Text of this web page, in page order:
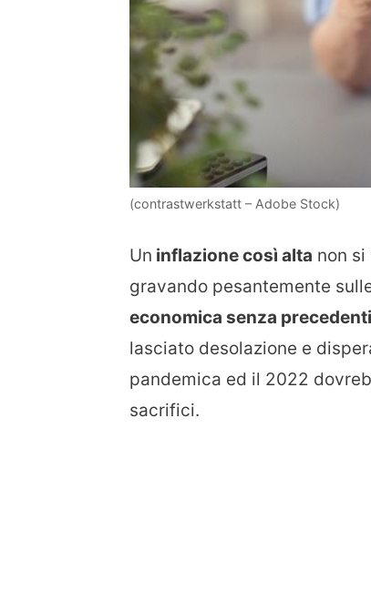
(contrastwerkstatt – Adobe Stock)
Un inflazione così alta non
gravando pesantemente
economica senza
lasciato desolazione e
pandemica ed il 2022
sacrifici.